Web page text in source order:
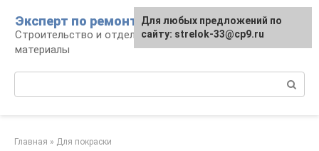
контенту
Эксперт по ремонту
Строительство и отделка: работы и
материалы
Главная » Для покраски
Для любых предложений по
сайту: strelok-33@cp9.ru
Для любых предложений по
сайту: strelok-33@cp9.ru